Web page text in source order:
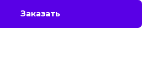
Заказать